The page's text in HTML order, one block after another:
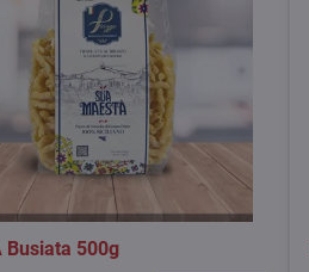
Busiata 500g